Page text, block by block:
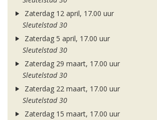
Zaterdag 12 april, 17.00 uur
Sleutelstad 30
Zaterdag 5 april, 17.00 uur
Sleutelstad 30
Zaterdag 29 maart, 17.00 uur
Sleutelstad 30
Zaterdag 22 maart, 17.00 uur
Sleutelstad 30
Zaterdag 15 maart, 17.00 uur